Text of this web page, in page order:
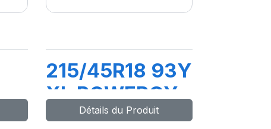
215/45R18 93Y
XL POWERGY
2
Détails du Produit